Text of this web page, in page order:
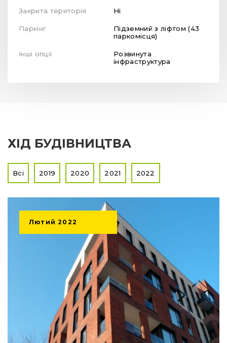
Закрита територія Ні
Паркінг
Підземний з ліфтом (43
паркомісця)
Інші опції
Розвинута
інфраструктура
ХІД БУДІВНИЦТВА
Всі 2019 2020 2021 2022
Лютий 2022